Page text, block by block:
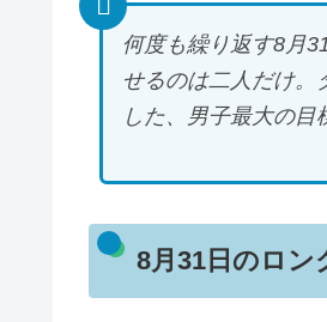
何度も繰り返す8月
せるのは二人だけ。
した、男子最大の
8月31日のロン